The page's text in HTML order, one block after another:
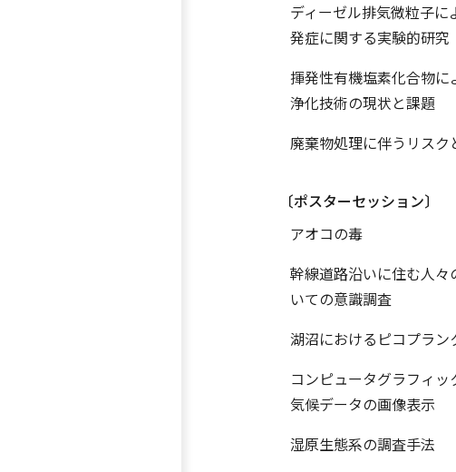
ディーゼル排気微粒子に
発症に関する実験的研究
揮発性有機塩素化合物に
浄化技術の現状と課題
廃棄物処理に伴うリスク
〔ポスターセッション〕
アオコの毒
幹線道路沿いに住む人々
いての意識調査
湖沼におけるピコプラン
コンピュータグラフィ
気候データの画像表示
湿原生態系の調査手法